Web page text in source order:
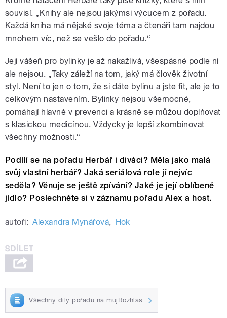
souvisí. „Knihy ale nejsou jakýmsi výcucem z pořadu.
Každá kniha má nějaké svoje téma a čtenáři tam najdou
mnohem víc, než se vešlo do pořadu.“
Její vášeň pro bylinky je až nakažlivá, všespásné podle ní
ale nejsou. „Taky záleží na tom, jaký má člověk životní
styl. Není to jen o tom, že si dáte bylinu a jste fit, ale je to
celkovým nastavením. Bylinky nejsou všemocné,
pomáhají hlavně v prevenci a krásně se můžou doplňovat
s klasickou medicínou. Vždycky je lepší zkombinovat
všechny možnosti.“
Podílí se na pořadu Herbář i diváci? Měla jako malá
svůj vlastní herbář? Jaká seriálová role jí nejvíc
seděla? Věnuje se ještě zpívání? Jaké je její oblíbené
jídlo? Poslechněte si v záznamu pořadu Alex a host.
autoři: Alexandra Mynářová, Hok
Všechny díly pořadu na mujRozhlas